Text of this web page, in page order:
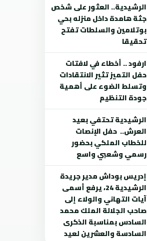
الرشيدية.. العثور على شخص
جثة هامدة داخل منزله بحي
بوتلامين والسلطات تفتح
تحقيقا
ارفود .. أخطاء في لافتات
حفل التميز تثير الانتقادات
وتسلط الضوء على أهمية
جودة التنظيم
الرشيدية تحتفي بعيد
العرش.. حفل الإنصات
للخطاب الملكي بحضور
رسمي وشعبي واسع
إدريس بوداش مدير جريدة
الرشيدية 24، يرفع أسمى
آيات التهاني والولاء إلى
صاحب الجلالة الملك محمد
السادس بمناسبة الذكرى
السادسة والعشرين لعيد